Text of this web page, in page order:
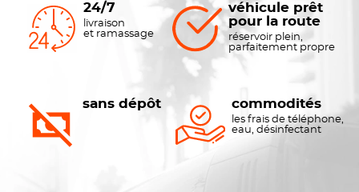
24/7
livraison
et ramassage
véhicule prêt
pour la route
réservoir plein,
parfaitement propre
sans dépôt commodités
les frais de téléphone,
eau, désinfectant